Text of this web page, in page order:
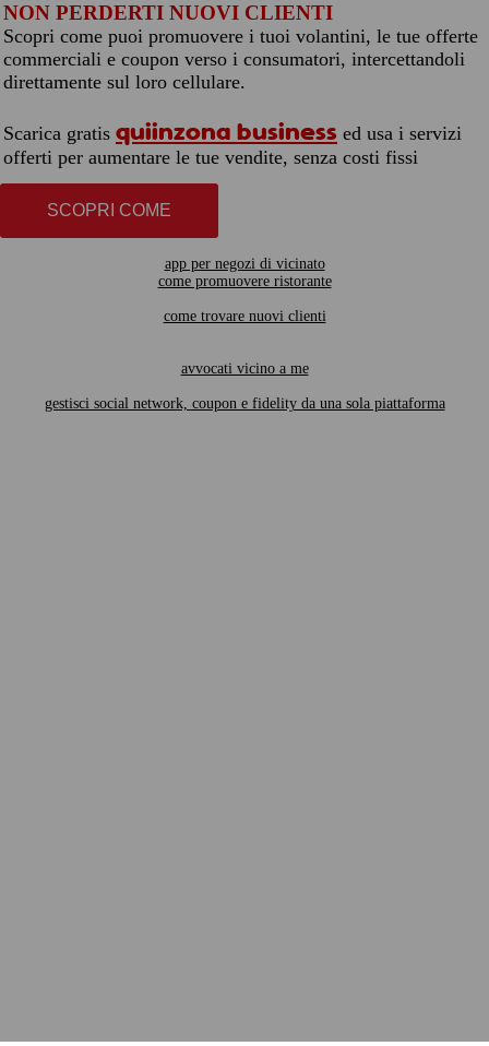
NON PERDERTI NUOVI CLIENTI
Scopri come puoi promuovere i tuoi volantini, le tue offerte
commerciali e coupon verso i consumatori, intercettandoli
direttamente sul loro cellulare.
Scarica gratis quiinzona business ed usa i servizi
offerti per aumentare le tue vendite, senza costi fissi
SCOPRI COME
app per negozi di vicinato
come promuovere ristorante
come trovare nuovi clienti
avvocati vicino a me
gestisci social network, coupon e fidelity da una sola piattaforma